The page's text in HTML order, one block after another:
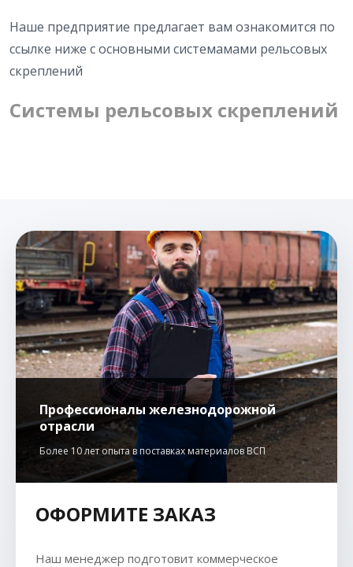
Наше предприятие предлагает вам ознакомится по
ссылке ниже с основными системамами рельсовых
скреплений
Системы рельсовых скреплений
Профессионалы железнодорожной
отрасли
Более 10 лет опыта в поставках материалов ВСП
ОФОРМИТЕ ЗАКАЗ
Наш менеджер подготовит коммерческое